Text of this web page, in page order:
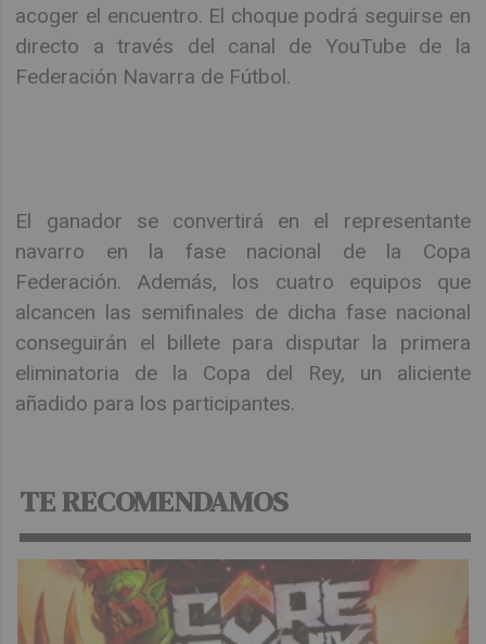
acoger el encuentro. El choque podrá seguirse en
directo a través del canal de YouTube de la
Federación Navarra de Fútbol.
El ganador se convertirá en el representante
navarro en la fase nacional de la Copa
Federación. Además, los cuatro equipos que
alcancen las semifinales de dicha fase nacional
conseguirán el billete para disputar la primera
eliminatoria de la Copa del Rey, un aliciente
añadido para los participantes.
TE RECOMENDAMOS